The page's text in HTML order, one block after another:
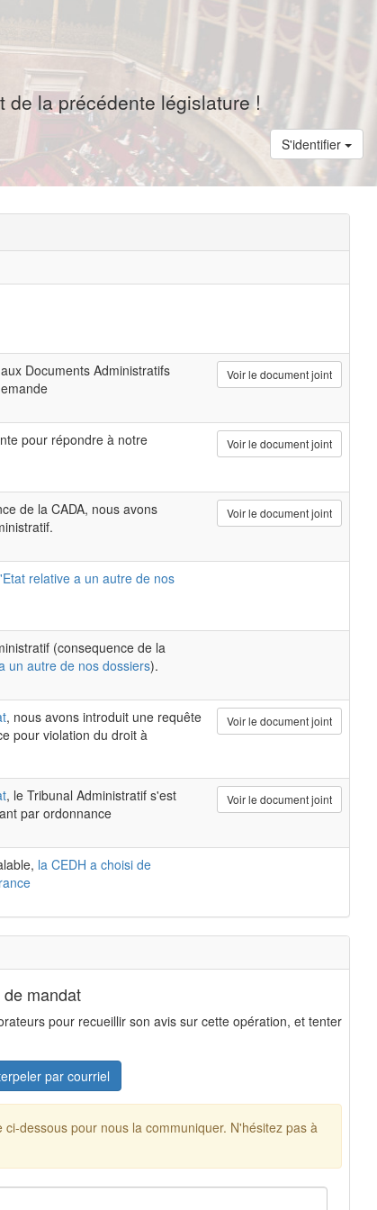
de la précédente législature !
S'identifier
Documents Administratifs
Voir le document joint
pour répondre à notre
Voir le document joint
de la CADA, nous avons
Voir le document joint
relative a un autre de nos
(consequence de la
un autre de nos dossiers).
, nous avons introduit une requête
pour violation du droit à
Voir le document joint
, le Tribunal Administratif s'est
par ordonnance
Voir le document joint
la CEDH a choisi de
mandat
pour recueillir son avis sur cette opération, et tenter
par courriel
dessous pour nous la communiquer. N'hésitez pas à